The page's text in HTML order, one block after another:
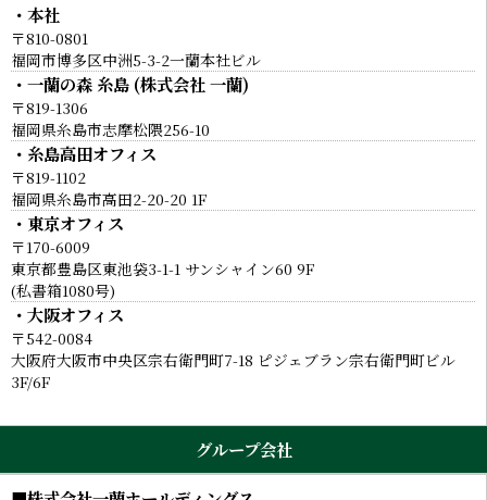
・本社
〒810-0801
福岡市博多区中洲5-3-2一蘭本社ビル
・一蘭の森 糸島 (株式会社 一蘭)
〒819-1306
福岡県糸島市志摩松隈256-10
・糸島高田オフィス
〒819-1102
福岡県糸島市高田2-20-20 1F
・東京オフィス
〒170-6009
東京都豊島区東池袋3-1-1 サンシャイン60 9F
(私書箱1080号)
・大阪オフィス
〒542-0084
大阪府大阪市中央区宗右衛門町7-18 ピジェブラン宗右衛門町ビル
3F/6F
グループ会社